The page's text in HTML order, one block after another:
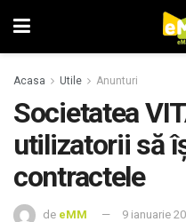
Acasa Utile Anunturi
Societatea
utilizatorii să
contractele
de eMM 9 ianuarie